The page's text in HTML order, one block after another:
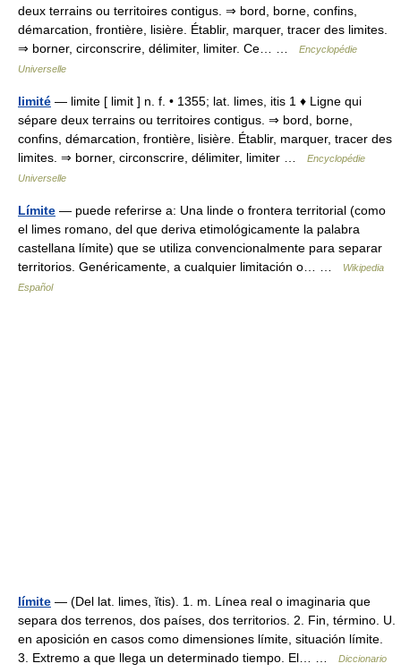
deux terrains ou territoires contigus. ⇒ bord, borne, confins,
démarcation, frontière, lisière. Établir, marquer, tracer des limites.
⇒ borner, circonscrire, délimiter, limiter. Ce… …
Encyclopédie
Universelle
limité — limite [ limit ] n. f. • 1355; lat. limes, itis 1 ♦ Ligne qui
sépare deux terrains ou territoires contigus. ⇒ bord, borne,
confins, démarcation, frontière, lisière. Établir, marquer, tracer des
limites. ⇒ borner, circonscrire, délimiter, limiter …
Encyclopédie
Universelle
Límite — puede referirse a: Una linde o frontera territorial (como
el limes romano, del que deriva etimológicamente la palabra
castellana límite) que se utiliza convencionalmente para separar
territorios. Genéricamente, a cualquier limitación o… …
Wikipedia
Español
límite — (Del lat. limes, ĭtis). 1. m. Línea real o imaginaria que
separa dos terrenos, dos países, dos territorios. 2. Fin, término. U.
en aposición en casos como dimensiones límite, situación límite.
3. Extremo a que llega un determinado tiempo. El… …
Diccionario